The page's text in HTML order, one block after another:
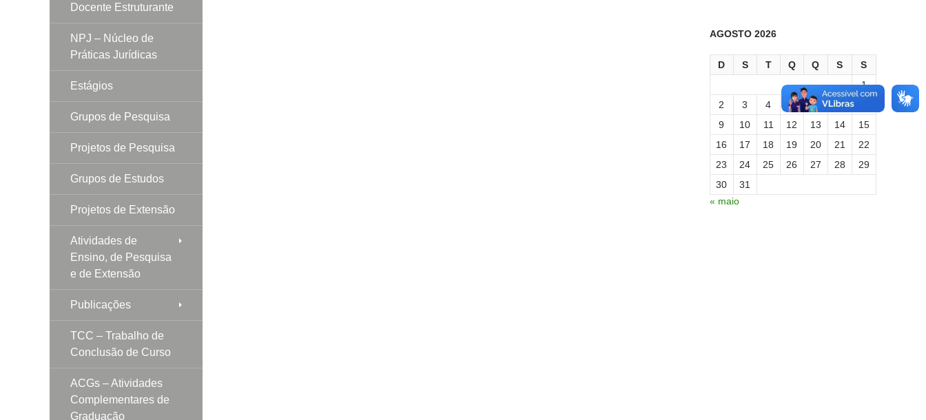
AGOSTO 2026
D S T Q Q S
S
1
2
3 4 5 6 7
9
10 11 12 13 14
15
16
17 18 19 20 21
22
23
24 25 26 27 28
29
30
31
« maio
Docente Estruturante
NPJ – Núcleo de
Práticas Jurídicas
Estágios
Grupos de Pesquisa
Projetos de Pesquisa
Grupos de Estudos
Projetos de Extensão
Atividades de
Ensino, de Pesquisa
e de Extensão
Publicações
TCC – Trabalho de
Conclusão de Curso
ACGs – Atividades
Complementares de
Graduação